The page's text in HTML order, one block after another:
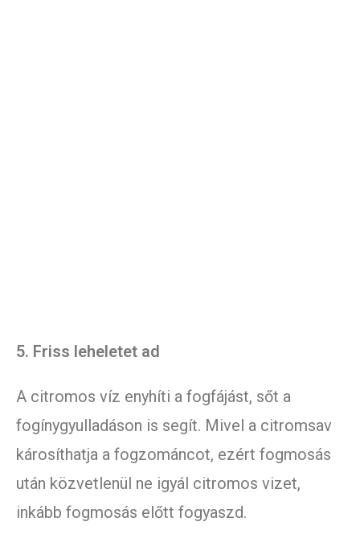
5. Friss leheletet ad
A citromos víz enyhíti a fogfájást, sőt a
fogínygyulladáson is segít. Mivel a citromsav
károsíthatja a fogzománcot, ezért fogmosás
után közvetlenül ne igyál citromos vizet,
inkább fogmosás előtt fogyaszd.